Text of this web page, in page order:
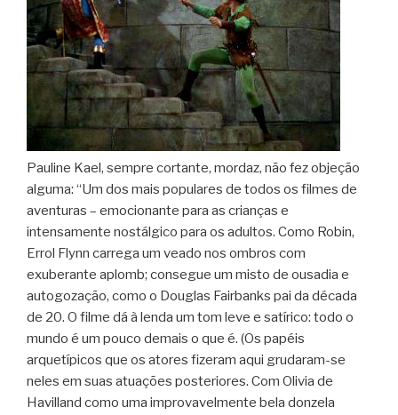
Pauline Kael, sempre cortante, mordaz, não fez objeção
alguma: “Um dos mais populares de todos os filmes de
aventuras – emocionante para as crianças e
intensamente nostálgico para os adultos. Como Robin,
Errol Flynn carrega um veado nos ombros com
exuberante aplomb; consegue um misto de ousadia e
autogozação, como o Douglas Fairbanks pai da década
de 20. O filme dá à lenda um tom leve e satírico: todo o
mundo é um pouco demais o que é. (Os papéis
arquetípicos que os atores fizeram aqui grudaram-se
neles em suas atuações posteriores. Com Olivia de
Havilland como uma improvavelmente bela donzela